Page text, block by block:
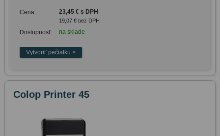
Cena: 23,45 € s DPH
19,07 € bez DPH
Dostupnosť: na sklade
Colop Printer 45